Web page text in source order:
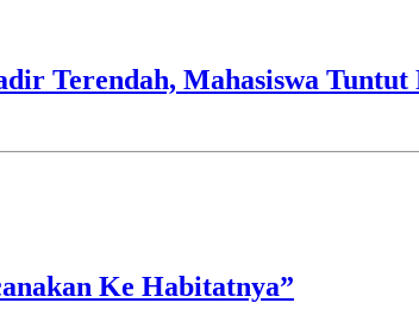
Terendah, Mahasiswa Tuntut
Ke Habitatnya”